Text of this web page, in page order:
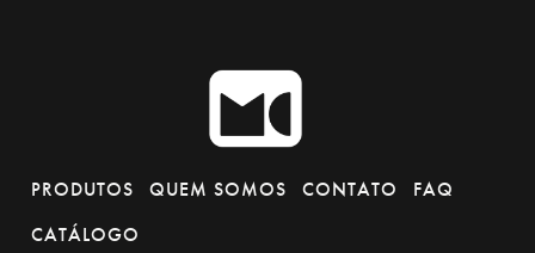
PRODUTOS QUEM SOMOS CONTATO
FAQ
CATÁLOGO